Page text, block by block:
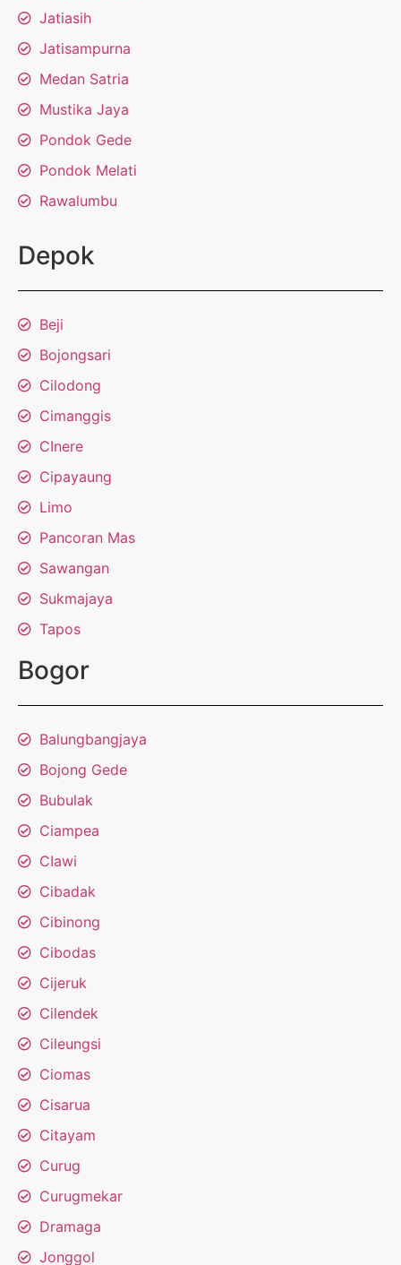
Jatiasih
Jatisampurna
Medan Satria
Mustika Jaya
Pondok Gede
Pondok Melati
Rawalumbu
Depok
Beji
Bojongsari
Cilodong
Cimanggis
CInere
Cipayaung
Limo
Pancoran Mas
Sawangan
Sukmajaya
Tapos
Bogor
Balungbangjaya
Bojong Gede
Bubulak
Ciampea
CIawi
Cibadak
Cibinong
Cibodas
Cijeruk
Cilendek
Cileungsi
Ciomas
Cisarua
Citayam
Curug
Curugmekar
Dramaga
Jonggol